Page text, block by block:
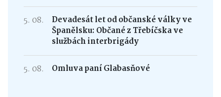
5. 08.
Devadesát let od občanské války ve
Španělsku: Občané z Třebíčska ve
službách interbrigády
5. 08. Omluva paní Glabasňové